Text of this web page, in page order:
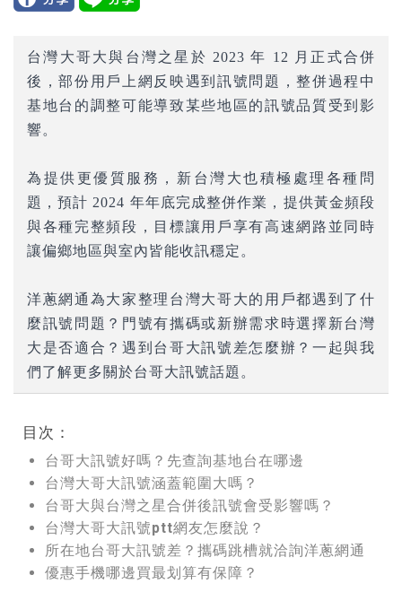
台灣大哥大與台灣之星於 2023 年 12 月正式合併
後，部份用戶上網反映遇到訊號問題，整併過程中
基地台的調整可能導致某些地區的訊號品質受到影
響。
為提供更優質服務，新台灣大也積極處理各種問
題，預計 2024 年年底完成整併作業，提供黃金頻段
與各種完整頻段，目標讓用戶享有高速網路並同時
讓偏鄉地區與室內皆能收訊穩定。
洋蔥網通為大家整理台灣大哥大的用戶都遇到了什
麼訊號問題？門號有攜碼或新辦需求時選擇新台灣
大是否適合？遇到台哥大訊號差怎麼辦？一起與我
們了解更多關於台哥大訊號話題。
目次：
台哥大訊號好嗎？先查詢基地台在哪邊
台灣大哥大訊號涵蓋範圍大嗎？
台哥大與台灣之星合併後訊號會受影響嗎？
台灣大哥大訊號ptt網友怎麼說？
所在地台哥大訊號差？攜碼跳槽就洽詢洋蔥網通
優惠手機哪邊買最划算有保障？